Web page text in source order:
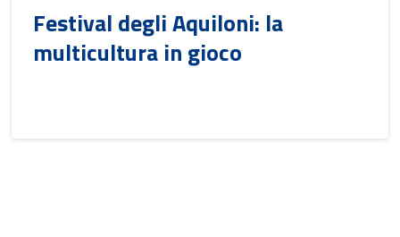
Festival degli Aquiloni: la
multicultura in gioco